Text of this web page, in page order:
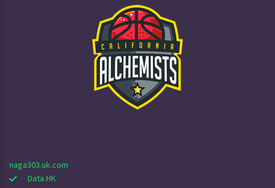
naga303.uk.com
Data HK